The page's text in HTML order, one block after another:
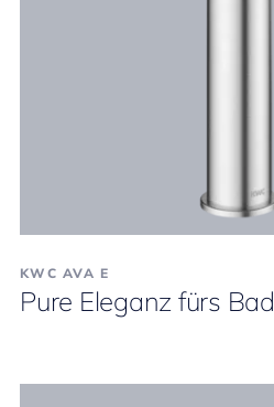
KWC AVA E
Pure Eleganz fürs Bad